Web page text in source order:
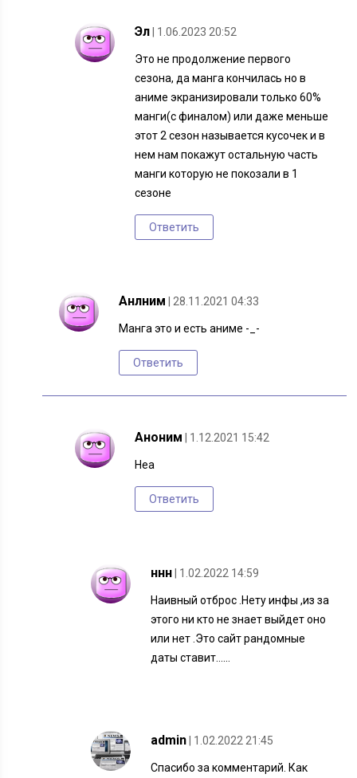
Эл | 1.06.2023 20:52
Это не продолжение первого
сезона, да манга кончилась но в
аниме экранизировали только 60%
манги(с финалом) или даже меньше
этот 2 сезон называется кусочек и в
нем нам покажут остальную часть
манги которую не покозали в 1
сезоне
Ответить
Анлним | 28.11.2021 04:33
Манга это и есть аниме -_-
Ответить
Аноним | 1.12.2021 15:42
Неа
Ответить
ннн | 1.02.2022 14:59
Наивный отброс .Нету инфы ,из за
этого ни кто не знает выйдет оно
или нет .Это сайт рандомные
даты ставит……
admin | 1.02.2022 21:45
Спасибо за комментарий. Как